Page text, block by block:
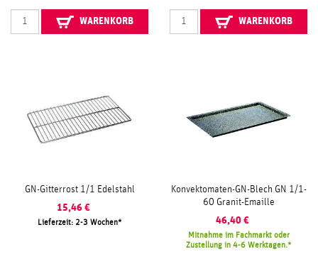
WARENKORB WARENKORB
GN-Gitterrost 1/1 Edelstahl
15,46 €
Lieferzeit: 2-3 Wochen
Konvektomaten-GN-Blech GN 1/1-
60 Granit-Emaille
46,40 €
Mitnahme im Fachmarkt oder
Zustellung in 4-6 Werktagen.